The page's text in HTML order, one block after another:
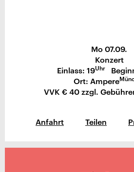
Mo 07.09.
Konzert
Einlass: 19Uhr
Ort: Ampere
VVK € 40 zzgl.
Anfahrt Teilen